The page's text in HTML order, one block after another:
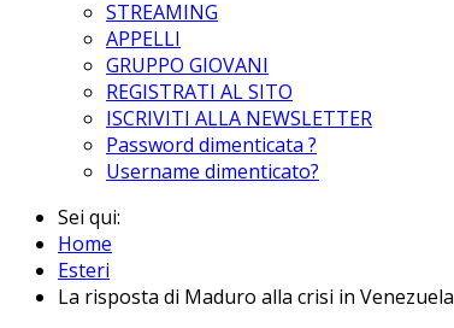
STREAMING
APPELLI
GRUPPO GIOVANI
REGISTRATI AL SITO
ISCRIVITI ALLA NEWSLETTER
Password dimenticata ?
Username dimenticato?
Sei qui:
Home
Esteri
La risposta di Maduro alla crisi in Venezuela